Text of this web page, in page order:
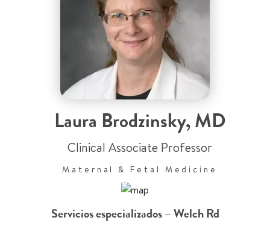
Laura Brodzinsky,MD
Clinical Associate Professor
Maternal & Fetal Medicine
Servicios especializados – Welch Rd